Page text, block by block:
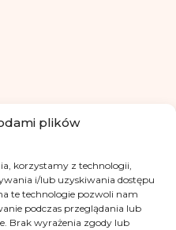
plików
korzystamy z technologii,
i/lub uzyskiwania dostępu
te technologie pozwoli nam
podczas przeglądania lub
Brak wyrażenia zgody lub
do zrealizowania ww. celów.